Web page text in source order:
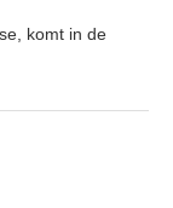
komt in de